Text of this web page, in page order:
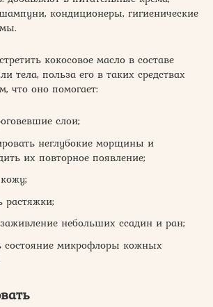
кондиционеры, гигиенические
кокосовое масло в составе
тела, польза его в таких средствах
что оно помогает:
слои;
неглубокие морщины и
их повторное появление;
растяжки;
небольших ссадин и ран;
состояние микрофлоры кожных